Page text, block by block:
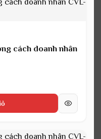
cách doanh nhân